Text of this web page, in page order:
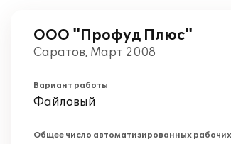
ООО "Профуд Плюс"
Саратов, Март 2008
Вариант работы
Файловый
Общее число автоматизированных